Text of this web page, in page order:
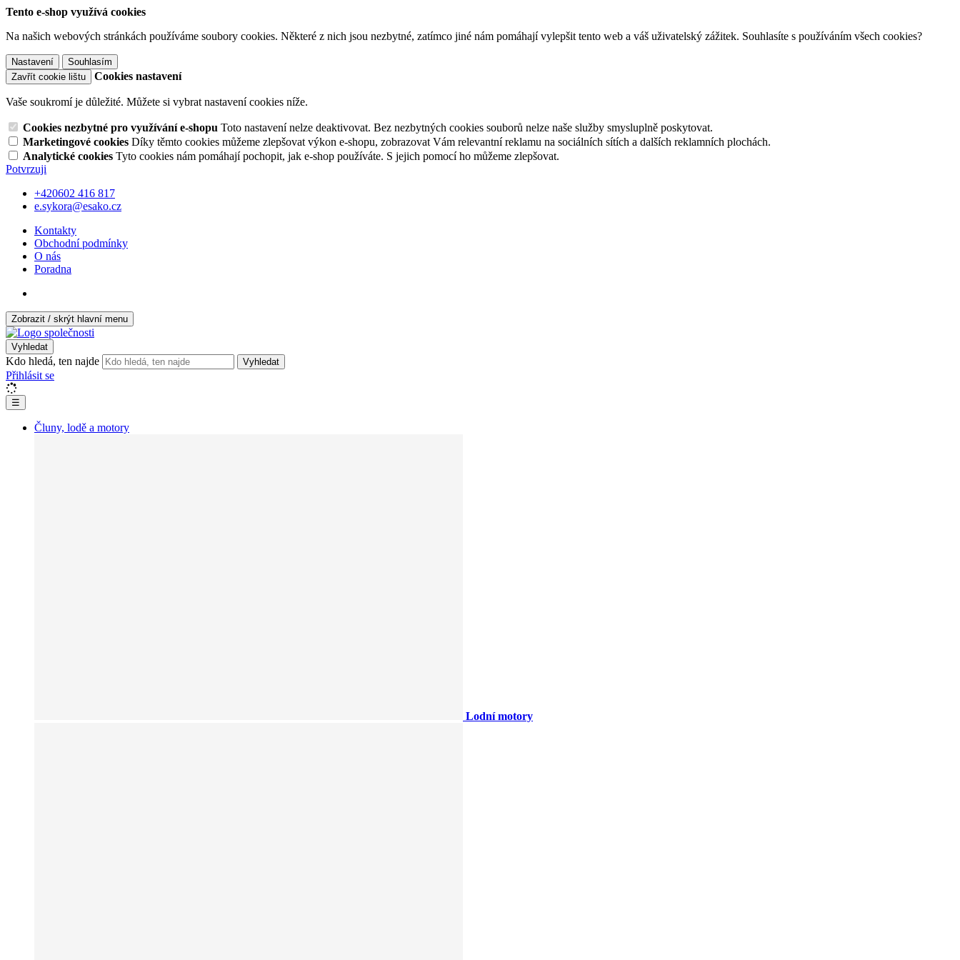
Tento e-shop využívá cookies
Na našich webových stránkách používáme soubory cookies. Některé z nich jsou nezbytné, zatímco jiné nám pomáhají vylepšit tento web a váš uživatelský zážitek. Souhlasíte s používáním všech cookies?
Nastavení
Souhlasím
Zavřít cookie lištu
Cookies nastavení
Vaše soukromí je důležité. Můžete si vybrat nastavení cookies níže.
Cookies nezbytné pro využívání e-shopu Toto nastavení nelze deaktivovat. Bez nezbytných cookies souborů nelze naše služby smysluplně poskytovat.
Marketingové cookies Díky těmto cookies můžeme zlepšovat výkon e-shopu, zobrazovat Vám relevantní reklamu na sociálních sítích a dalších reklamních plochách.
Analytické cookies Tyto cookies nám pomáhají pochopit, jak e-shop používáte. S jejich pomocí ho můžeme zlepšovat.
Potvrzuji
+420602 416 817
e.sykora@esako.cz
Kontakty
Obchodní podmínky
O nás
Poradna
Zobrazit / skrýt hlavní menu
Vyhledat
Kdo hledá, ten najde Vyhledat
Přihlásit se
☰
Čluny, lodě a motory
Lodní motory